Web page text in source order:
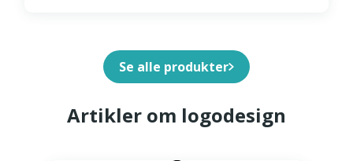
Se alle produkter
Artikler om logodesign